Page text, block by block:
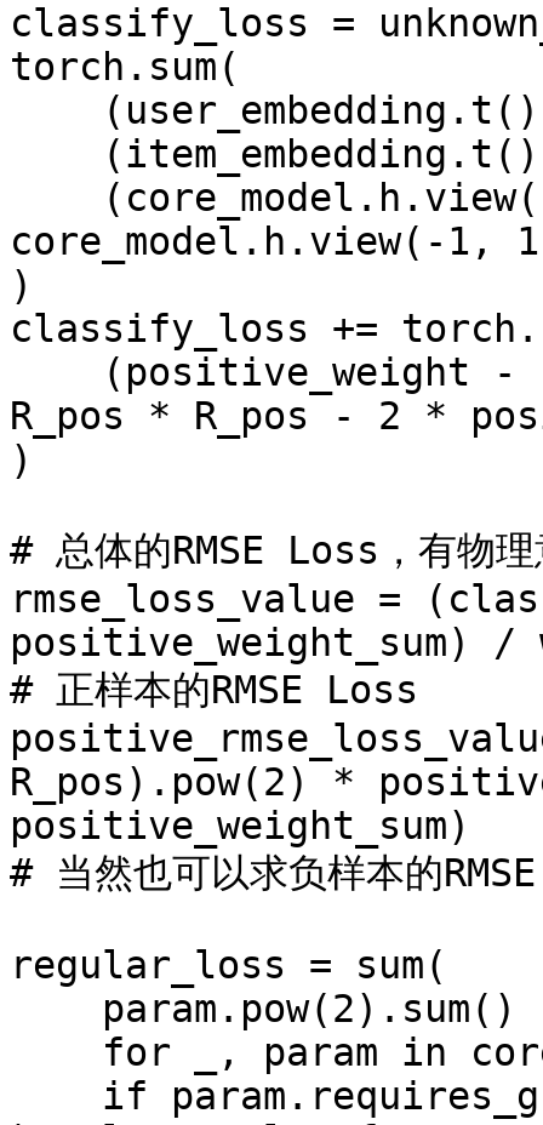
classify_loss =
torch.sum(
core_model.h.view(-1,
)
classify_loss +=
R_pos * R_pos - 2 *
)
# 总体的RMSE Loss，有物理
rmse_loss_value =
positive_weight_sum) /
# 正样本的RMSE Loss
R_pos).pow(2) *
positive_weight_sum)
# 当然也可以求负样本的
regular_loss = sum(